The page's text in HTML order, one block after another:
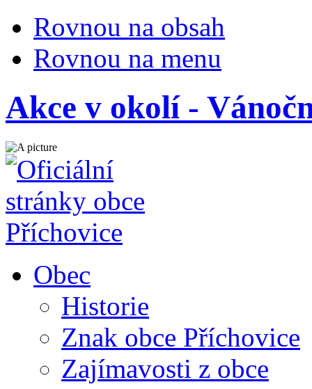
Rovnou na obsah
Rovnou na menu
Akce v okolí -
Obec
Historie
Znak obce Příchovice
Zajímavosti z obce